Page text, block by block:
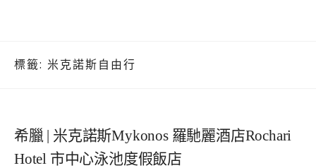
標籤: 米克諾斯自由行
希臘 | 米克諾斯Mykonos 羅馳麗酒店Rochari
Hotel 市中心泳池度假飯店